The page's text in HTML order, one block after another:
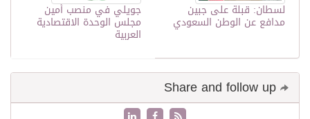
جويلي في منصب أمين
مجلس الوحدة الاقتصادية
العربية
لسطان: قبلة على جبين
مدافع عن الوطن السعودي